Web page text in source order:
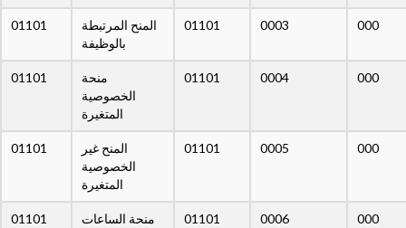
01101
المنح المرتبطة
بالوظيفة
01101 0003 000
01101
منحة
الخصوصية
المتغيرة
01101 0004 000
01101
المنح غير
الخصوصية
المتغيرة
01101 0005 000
01101
منحة الساعات
01101 0006 000